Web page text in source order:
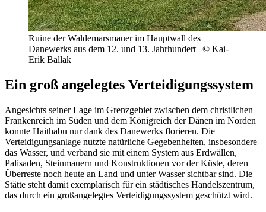
Ruine der Waldemarsmauer im Hauptwall des
Danewerks aus dem 12. und 13. Jahrhundert | © Kai-
Erik Ballak
Ein groß angelegtes Verteidigungssystem
Angesichts seiner Lage im Grenzgebiet zwischen dem christlichen
Frankenreich im Süden und dem Königreich der Dänen im Norden
konnte Haithabu nur dank des Danewerks florieren. Die
Verteidigungsanlage nutzte natürliche Gegebenheiten, insbesondere
das Wasser, und verband sie mit einem System aus Erdwällen,
Palisaden, Steinmauern und Konstruktionen vor der Küste, deren
Überreste noch heute an Land und unter Wasser sichtbar sind. Die
Stätte steht damit exemplarisch für ein städtisches Handelszentrum,
das durch ein großangelegtes Verteidigungssystem geschützt wird.